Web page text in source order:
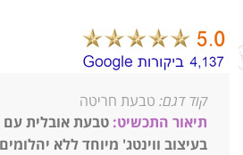
קוד דגם: טבעת חריטה
תיאור התכשיט: טבעת אובלית עם
בעיצוב ווינטג' מיוחד ללא